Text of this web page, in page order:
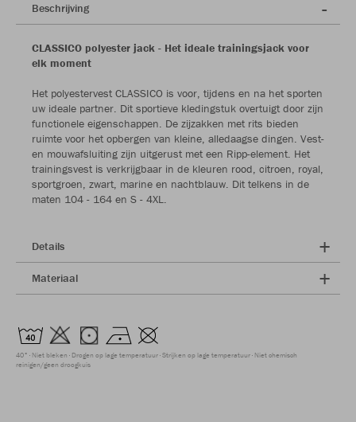
Beschrijving
CLASSICO polyester jack - Het ideale trainingsjack voor
elk moment
Het polyestervest CLASSICO is voor, tijdens en na het sporten
uw ideale partner. Dit sportieve kledingstuk overtuigt door zijn
functionele eigenschappen. De zijzakken met rits bieden
ruimte voor het opbergen van kleine, alledaagse dingen. Vest-
en mouwafsluiting zijn uitgerust met een Ripp-element. Het
trainingsvest is verkrijgbaar in de kleuren rood, citroen, royal,
sportgroen, zwart, marine en nachtblauw. Dit telkens in de
maten 104 - 164 en S - 4XL.
Details
Materiaal
40° Niet bleken Drogen op lage temperatuur Strijken op lage temperatuur Niet chemisch
reinigen/geen droogkuis